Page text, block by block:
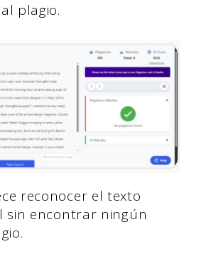
plagio.
reconocer el texto
sin encontrar ningún